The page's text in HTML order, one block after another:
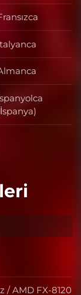
/ AMD FX-8120